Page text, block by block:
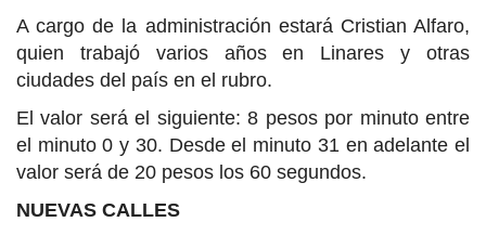
A cargo de la administración estará Cristian Alfaro,
quien trabajó varios años en Linares y otras
ciudades del país en el rubro.
El valor será el siguiente: 8 pesos por minuto entre
el minuto 0 y 30. Desde el minuto 31 en adelante el
valor será de 20 pesos los 60 segundos.
NUEVAS CALLES